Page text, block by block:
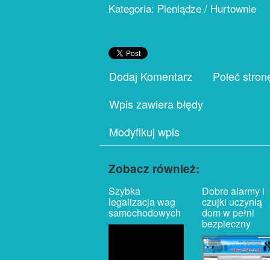
Kategoria: Pieniądze / Hurtownie
Dodaj Komentarz
Poleć
Wpis zawiera błędy
Modyfikuj wpis
Zobacz również:
Szybka
legalizacja wag
samochodowych
Dobre alarmy i
czujki uczynią
dom w pełni
bezpieczny